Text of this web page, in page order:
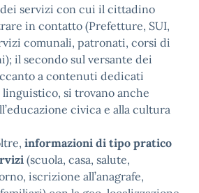
dei servizi con cui il cittadino
in contatto (Prefetture, SUI,
comunali, patronati, corsi di
il secondo sul versante dei
a contenuti dedicati
linguistico, si trovano anche
civica e alla cultura
informazioni di tipo pratico
(scuola, casa, salute,
iscrizione all’anagrafe,